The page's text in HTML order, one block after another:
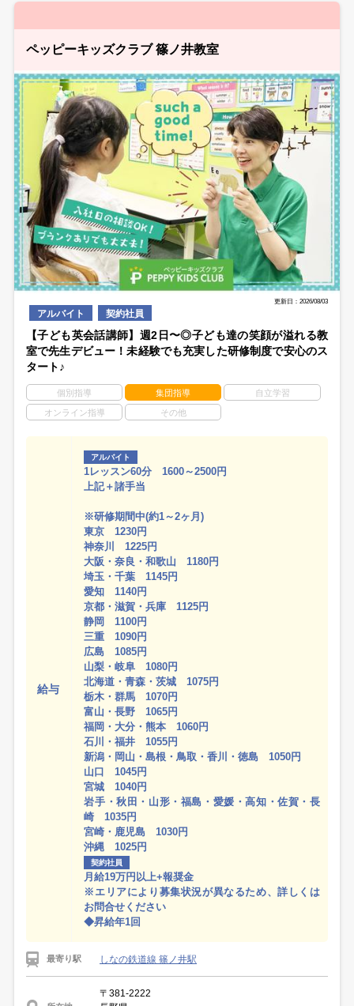
ペッピーキッズクラブ 篠ノ井教室
更新日：2026/08/03
アルバイト 契約社員
【子ども英会話講師】週2日〜◎子ども達の笑顔が溢れる教
室で先生デビュー！未経験でも充実した研修制度で安心のス
タート♪
個別指導 集団指導 自立学習
オンライン指導 その他
給与
アルバイト
1レッスン60分 1600～2500円
上記＋諸手当
※研修期間中(約1～2ヶ月)
東京 1230円
神奈川 1225円
大阪・奈良・和歌山 1180円
埼玉・千葉 1145円
愛知 1140円
京都・滋賀・兵庫 1125円
静岡 1100円
三重 1090円
広島 1085円
山梨・岐阜 1080円
北海道・青森・茨城 1075円
栃木・群馬 1070円
富山・長野 1065円
福岡・大分・熊本 1060円
石川・福井 1055円
新潟・岡山・島根・鳥取・香川・徳島 1050円
山口 1045円
宮城 1040円
岩手・秋田・山形・福島・愛媛・高知・佐賀・長
崎 1035円
宮崎・鹿児島 1030円
沖縄 1025円
契約社員
月給19万円以上+報奨金
※エリアにより募集状況が異なるため、詳しくは
お問合せください
◆昇給年1回
最寄り駅 しなの鉄道線 篠ノ井駅
〒381-2222